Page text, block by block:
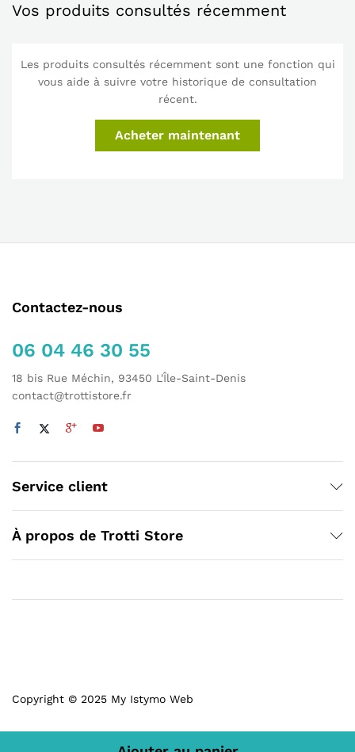
Vos produits consultés récemment
Les produits consultés récemment sont une fonction qui
vous aide à suivre votre historique de consultation
récent.
Acheter maintenant
Contactez-nous
06 04 46 30 55
18 bis Rue Méchin, 93450 L'Île-Saint-Denis
contact@trottistore.fr
Service client
À propos de Trotti Store
Copyright © 2025 My Istymo Web